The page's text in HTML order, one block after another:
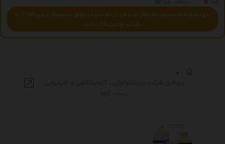
درج تبلیغ شما به صورت همزمان در بیش از 150 سایت و موتور جستجوگر ایرانی 2059 - با
یک تیر چندین نشان بزنید